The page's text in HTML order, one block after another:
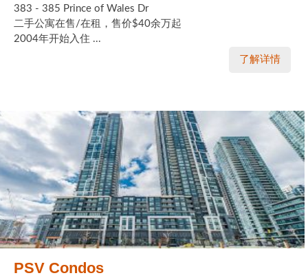
383 - 385 Prince of Wales Dr
二手公寓在售/在租，售价$40余万起
2004年开始入住 ...
了解详情
PSV Condos